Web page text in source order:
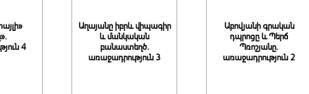
4
Աղայանը իբրև վիպագիր
և մանկական
բանաստեղծ.
առաջադրություն 3
Աբովյանի գրական
դպրոցը և Պերճ
Պռոշյանը.
առաջադրություն 2